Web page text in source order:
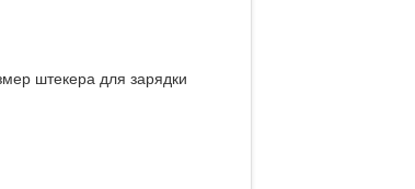
штекера для зарядки